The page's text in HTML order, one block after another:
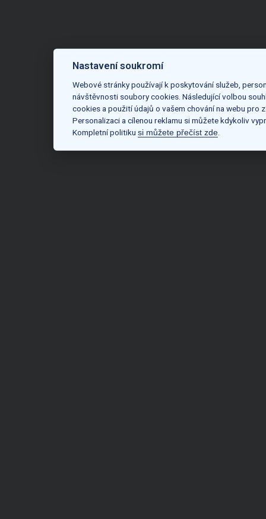
Nastavení soukromí
Webové stránky používají k poskytování služeb,
návštěvnosti soubory cookies. Následující volbou
cookies a použití údajů o vašem chování na webu pro
Personalizaci a cílenou reklamu si můžete kdykoliv
Kompletní politiku si můžete přečíst zde